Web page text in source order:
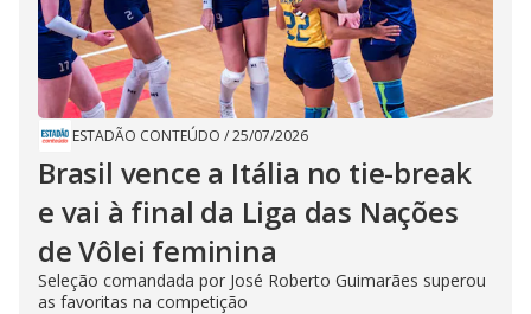
ESTADÃO CONTEÚDO /25/07/2026
Brasil vence a Itália no tie-break
e vai à final da Liga das Nações
de Vôlei feminina
Seleção comandada por José Roberto Guimarães superou
as favoritas na competição